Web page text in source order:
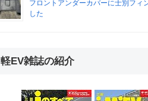
フロントアンダーカバーに士別フィ
した
軽EV雑誌の紹介